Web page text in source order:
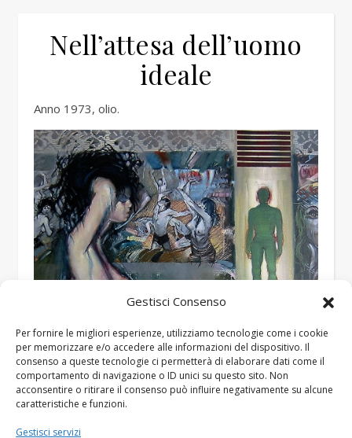
Gestisci Consenso
Per fornire le migliori esperienze, utilizziamo tecnologie come i cookie
per memorizzare e/o accedere alle informazioni del dispositivo. Il
consenso a queste tecnologie ci permetterà di elaborare dati come il
comportamento di navigazione o ID unici su questo sito. Non
acconsentire o ritirare il consenso può influire negativamente su alcune
caratteristiche e funzioni.
Gestisci servizi
Nell’attesa dell’uomo
ideale
Anno 1973, olio.